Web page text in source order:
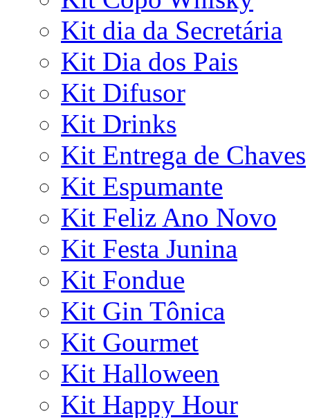
Kit dia da Secretária
Kit Dia dos Pais
Kit Difusor
Kit Drinks
Kit Entrega de Chaves
Kit Espumante
Kit Feliz Ano Novo
Kit Festa Junina
Kit Fondue
Kit Gin Tônica
Kit Gourmet
Kit Halloween
Kit Happy Hour